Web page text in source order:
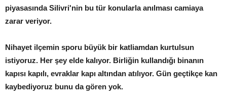
piyasasında Silivri'nin bu tür konularla anılması camiaya
zarar veriyor.
Nihayet ilçemin sporu büyük bir katliamdan kurtulsun
istiyoruz. Her şey elde kalıyor. Birliğin kullandığı binanın
kapısı kapılı, evraklar kapı altından atılıyor. Gün geçtikçe kan
kaybediyoruz bunu da gören yok.